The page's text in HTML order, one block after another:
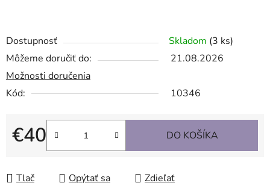
Dostupnosť Skladom (3 ks)
Môžeme doručiť do:
21.08.2026
Možnosti doručenia
Kód:
10346
€40
Jednotková cena:
DO KOŠÍKA
Tlač Opýtať sa Zdieľať